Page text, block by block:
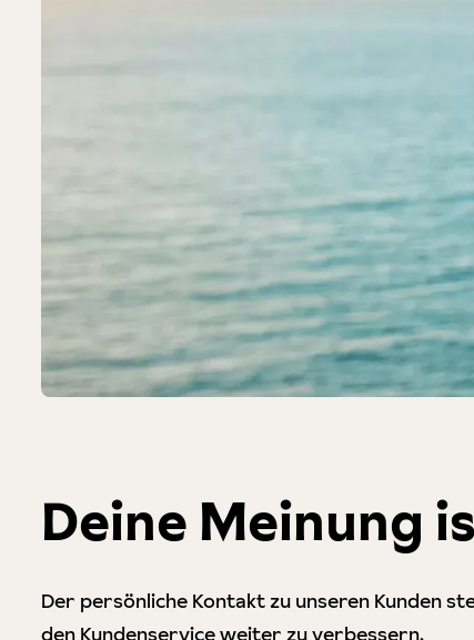
Deine Meinung
Der persönliche Kontakt zu unseren Kunden
den Kundenservice weiter zu verbessern.